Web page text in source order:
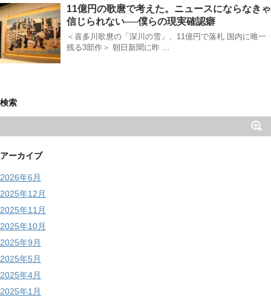
11億円の歌麿で考えた。ニュースにならなきゃ
信じられない──僕らの現実確認癖
＜喜多川歌麿の「深川の雪」、11億円で落札 国内に唯一
残る3部作＞ 朝日新聞に昨 …
検索
アーカイブ
2026年6月
2025年12月
2025年11月
2025年10月
2025年9月
2025年5月
2025年4月
2025年1月